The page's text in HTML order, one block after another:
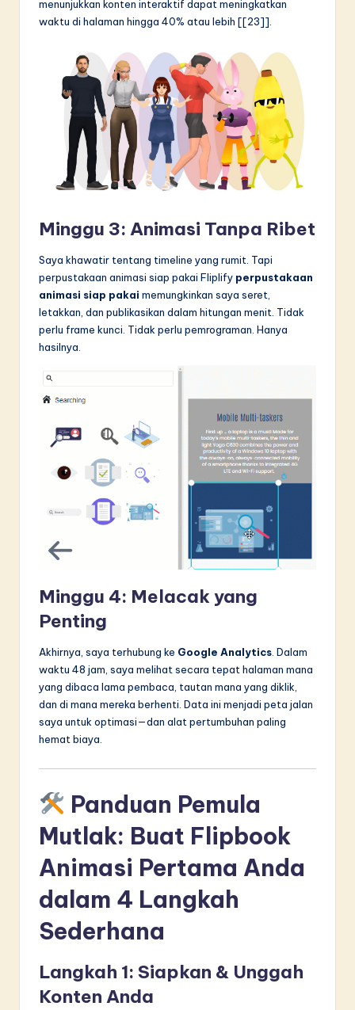
menunjukkan konten interaktif dapat meningkatkan
waktu di halaman hingga 40% atau lebih [[23]].
Minggu 3: Animasi Tanpa Ribet
Saya khawatir tentang timeline yang rumit. Tapi
perpustakaan animasi siap pakai Fliplify perpustakaan
animasi siap pakai memungkinkan saya seret,
letakkan, dan publikasikan dalam hitungan menit. Tidak
perlu frame kunci. Tidak perlu pemrograman. Hanya
hasilnya.
Minggu 4: Melacak yang
Penting
Akhirnya, saya terhubung ke Google Analytics . Dalam
waktu 48 jam, saya melihat secara tepat halaman mana
yang dibaca lama pembaca, tautan mana yang diklik,
dan di mana mereka berhenti. Data ini menjadi peta jalan
saya untuk optimasi—dan alat pertumbuhan paling
hemat biaya.
Panduan Pemula
Mutlak: Buat Flipbook
Animasi Pertama Anda
dalam 4 Langkah
Sederhana
Langkah 1: Siapkan & Unggah
Konten Anda